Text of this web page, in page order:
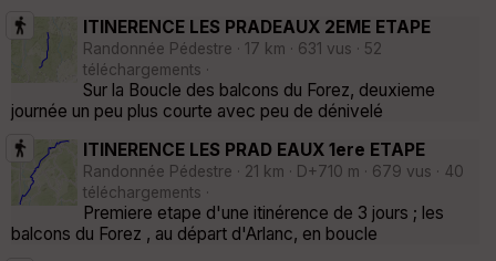
ITINERENCE LES PRADEAUX 2EME ETAPE
Randonnée Pédestre · 17 km · 631 vus · 52
téléchargements ·
Sur la Boucle des balcons du Forez, deuxieme
journée un peu plus courte avec peu de dénivelé
ITINERENCE LES PRAD EAUX 1ere ETAPE
Randonnée Pédestre · 21 km · D+710 m · 679 vus · 40
téléchargements ·
Premiere etape d'une itinérence de 3 jours ; les
balcons du Forez , au départ d'Arlanc, en boucle